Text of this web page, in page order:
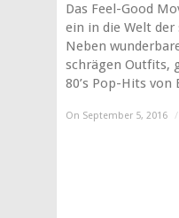
Das Feel-Good
ein in die Welt der
Neben
schrägen Outfits,
80’s Pop-Hits von
On September 5, 2016 /